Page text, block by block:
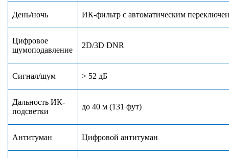
День/ночь ИК-фильтр с автоматическим
Цифровое
шумоподавление
2D/3D DNR
Сигнал/шум > 52 дБ
Дальность ИК-
подсветки
до 40 м (131 фут)
Антитуман Цифровой антитуман